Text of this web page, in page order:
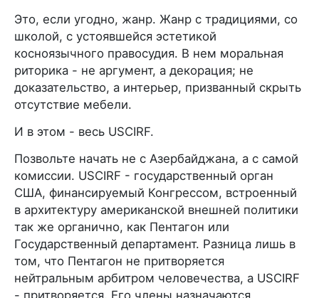
Это, если угодно, жанр. Жанр с традициями, со
школой, с устоявшейся эстетикой
косноязычного правосудия. В нем моральная
риторика - не аргумент, а декорация; не
доказательство, а интерьер, призванный скрыть
отсутствие мебели.
И в этом - весь USCIRF.
Позвольте начать не с Азербайджана, а с самой
комиссии. USCIRF - государственный орган
США, финансируемый Конгрессом, встроенный
в архитектуру американской внешней политики
так же органично, как Пентагон или
Государственный департамент. Разница лишь в
том, что Пентагон не притворяется
нейтральным арбитром человечества, а USCIRF
- притворяется. Его члены назначаются